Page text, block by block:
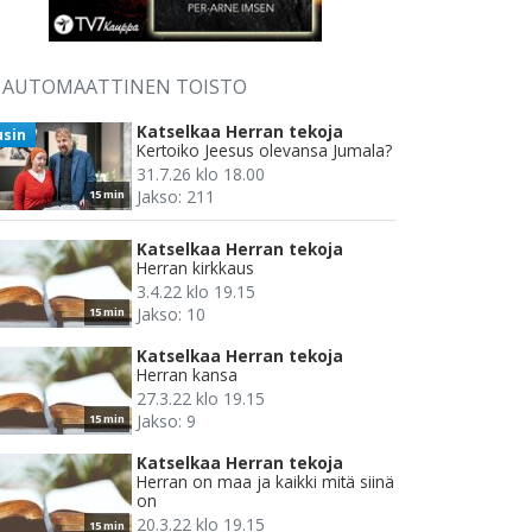
AUTOMAATTINEN TOISTO
15 min
Katselkaa Herran tekoja
Kertoiko Jeesus olevansa Jumala?
31.7.26 klo 18.00
Jakso: 211
15 min
Katselkaa Herran tekoja
Herran kirkkaus
3.4.22 klo 19.15
Jakso: 10
15 min
Katselkaa Herran tekoja
Herran kansa
27.3.22 klo 19.15
Jakso: 9
15 min
Katselkaa Herran tekoja
Herran on maa ja kaikki mitä siinä
on
20.3.22 klo 19.15